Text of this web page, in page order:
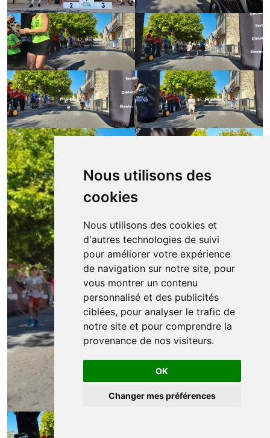
Nous utilisons des
cookies
Nous utilisons des cookies et
d'autres technologies de suivi
pour améliorer votre expérience
de navigation sur notre site, pour
vous montrer un contenu
personnalisé et des publicités
ciblées, pour analyser le trafic de
notre site et pour comprendre la
provenance de nos visiteurs.
OK
Changer mes préférences